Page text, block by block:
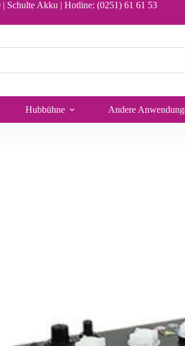
Schulte Akku | Hotline: (0251) 61 61 53
Hubbühne Andere